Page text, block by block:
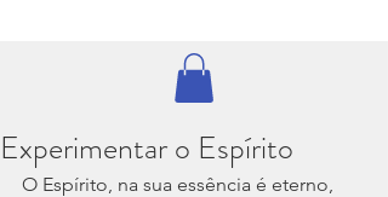
Experimentar o Espírito
O Espírito, na sua essência é eterno,